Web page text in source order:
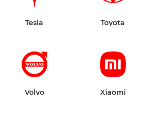
Tesla Toyota
Volvo Xiaomi